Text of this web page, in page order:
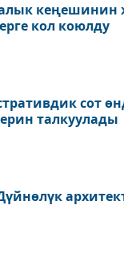
кол коюлду
сот
талкуулады